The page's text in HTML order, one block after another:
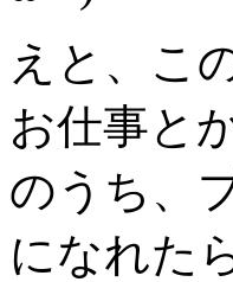
えと、こ
お仕事と
のうち、
になれた